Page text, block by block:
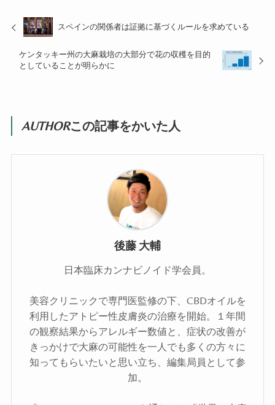
スペインの関係者は証拠に基づくルールを求めている
ケンタッキー州の大麻栽培の大部分で花の収穫を目的
としていることが明らかに
AUTHORこの記事をかいた人
後藤 大輔
日本臨床カンナビノイド学会員。
美容クリニックで専門医監修の下、CBDオイルを
利用したアトピー性皮膚炎の治療を開始。１年間
の観察結果からアレルギー数値と、症状の改善が
きっかけで大麻の可能性を一人でも多くの方々に
知ってもらいたいと思い立ち、編集局員として参
加。